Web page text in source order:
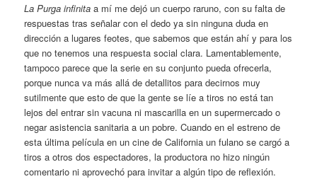
La Purga infinita a mí me dejó un cuerpo raruno, con su falta de
respuestas tras señalar con el dedo ya sin ninguna duda en
dirección a lugares feotes, que sabemos que están ahí y para los
que no tenemos una respuesta social clara. Lamentablemente,
tampoco parece que la serie en su conjunto pueda ofrecerla,
porque nunca va más allá de detallitos para decirnos muy
sutilmente que esto de que la gente se líe a tiros no está tan
lejos del entrar sin vacuna ni mascarilla en un supermercado o
negar asistencia sanitaria a un pobre. Cuando en el estreno de
esta última película en un cine de California un fulano se cargó a
tiros a otros dos espectadores, la productora no hizo ningún
comentario ni aprovechó para invitar a algún tipo de reflexión.